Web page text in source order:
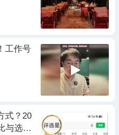
！工作号
式？20
与选型